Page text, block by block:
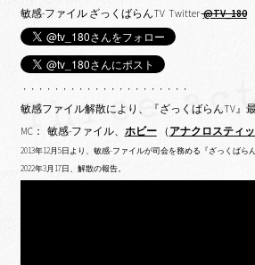
敏感-ファイル ざっくばらんTV Twitter@TV_180
・・・・・・・・・・・・・・・・・・・・・
敏感ファイル解散により、『ざっくばらんTV』
MC： 敏感-ファイル、 ホビー（ アナクロスティ
2013年12月5日より、敏感-ファイルが司会を務める『ざっくばら
2022年3月17日、解散の報告。